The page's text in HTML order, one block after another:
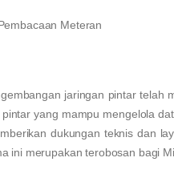
Meteran
jaringan pintar
yang mampu mengelola
dukungan teknis dan
ini merupakan terobosan bagi